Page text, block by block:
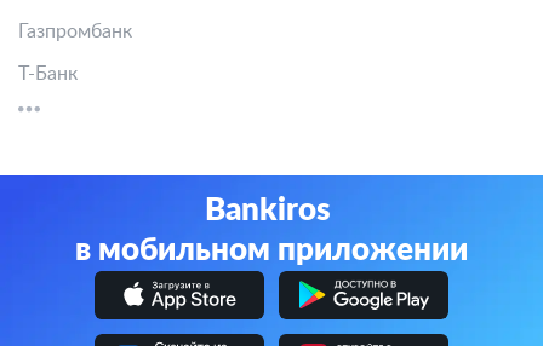
Газпромбанк
Т-Банк
Bankiros
в мобильном приложении